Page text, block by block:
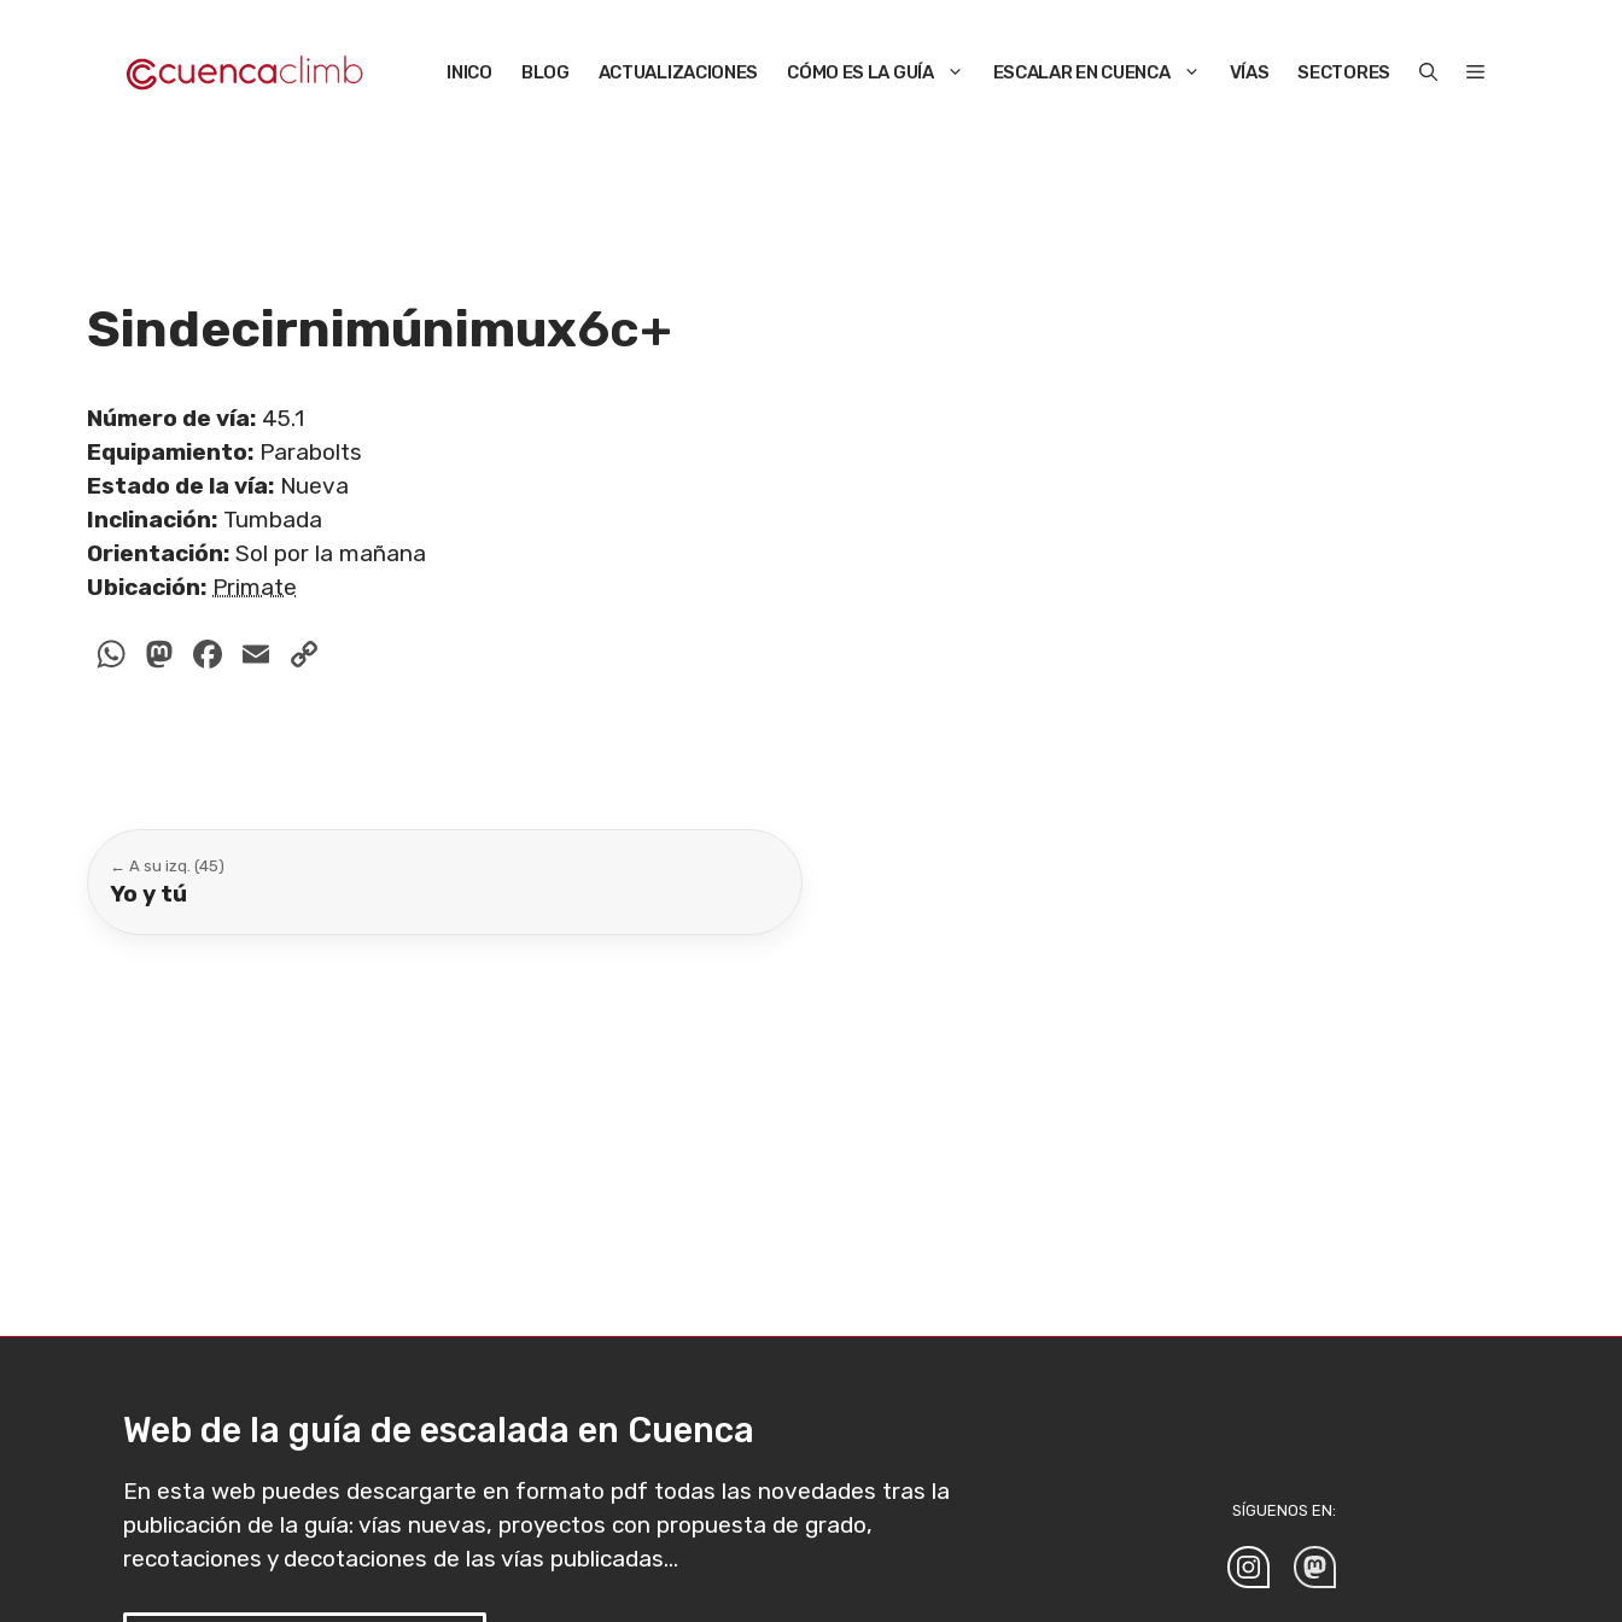
INICO BLOG ACTUALIZACIONES CÓMO ES LA GUÍA ESCALAR EN CUENCA VÍAS SECTORES
Sindecirnimúnimux6c+
Número de vía: 45.1
Equipamiento: Parabolts
Estado de la vía: Nueva
Inclinación: Tumbada
Orientación: Sol por la mañana
Ubicación: Primate
WhatsApp
Mastodon
Facebook
Email
← A su izq. (45)
Yo y tú
Web de la guía de escalada en Cuenca
En esta web puedes descargarte en formato pdf todas las novedades tras la
publicación de la guía: vías nuevas, proyectos con propuesta de grado,
recotaciones y decotaciones de las vías publicadas...
SÍGUENOS EN: